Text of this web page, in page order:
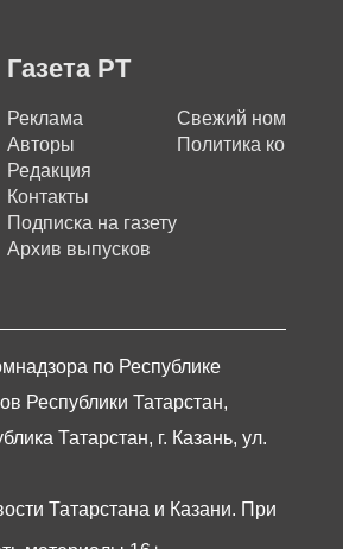
Газета РТ
Реклама
Авторы
Редакция
Контакты
Подписка на газету
Архив выпусков
Свежий номер
Политика
по Республике
Республики Татарстан,
Татарстан, г. Казань, ул.
Татарстана и Казани. При